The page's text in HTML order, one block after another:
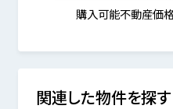
購入可能不動産価
関連した物件を探す